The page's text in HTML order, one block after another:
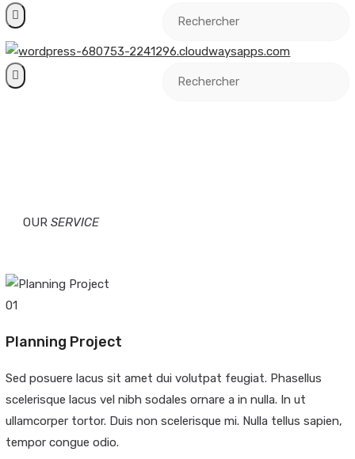
OURSERVICE
01
Planning Project
Sed posuere lacus sit amet dui volutpat feugiat. Phasellus
scelerisque lacus vel nibh sodales ornare a in nulla. In ut
ullamcorper tortor. Duis non scelerisque mi. Nulla tellus sapien,
tempor congue odio.